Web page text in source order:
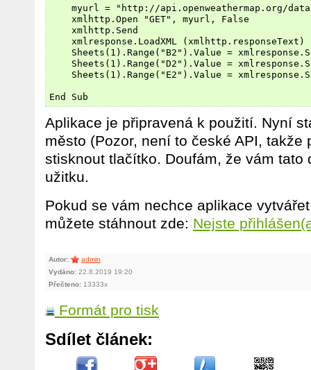
myurl = "http://api.openweathermap.org/
    xmlhttp.Open "GET", myurl, False
    xmlhttp.Send
    xmlresponse.LoadXML (xmlhttp.responseText)
Sheets(1).Range("B2").Value =
Sheets(1).Range("D2").Value =
Sheets(1).Range("E2").Value =
Aplikace je připravená k použití. Nyní
město (Pozor, není to české API, takže
stisknout tlačítko. Doufám, že vám tato
užitku.
Pokud se vám nechce aplikace
můžete stáhnout zde: Nejste
Autor:
admin
Vydáno: 22.8.2019 19:20
Přečteno: 13333x
Formát pro tisk
Sdílet článek: